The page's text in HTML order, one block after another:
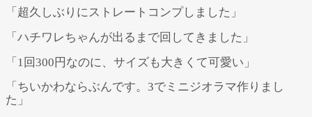
「超久しぶりにストレートコンプしました」
「ハチワレちゃんが出るまで回してきました」
「1回300円なのに、サイズも大きくて可愛い」
「ちいかわならぶんです。3でミニジオラマ作りまし
た」